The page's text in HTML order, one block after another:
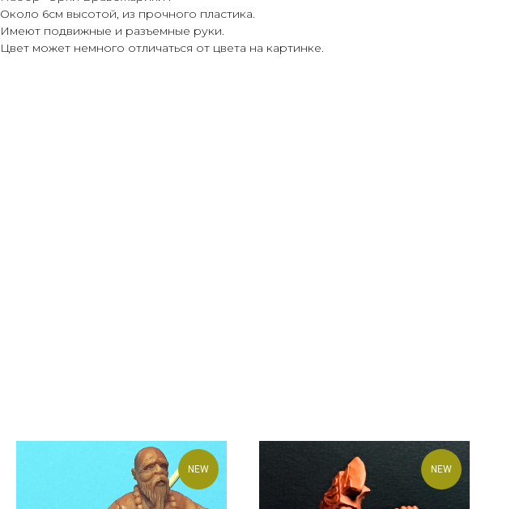
Около 6см высотой, из прочного пластика.
Имеют подвижные и разъемные руки.
Цвет может немного отличаться от цвета на картинке.
NEW NEW